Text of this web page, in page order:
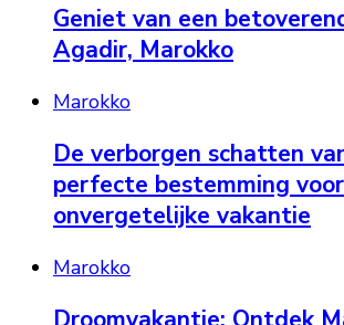
Geniet van een
Agadir, Marokko
Marokko
De verborgen schatten
perfecte bestemming
onvergetelijke vakantie
Marokko